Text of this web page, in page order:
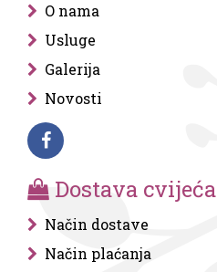
O nama
Usluge
Galerija
Novosti
Dostava cvijeća
Način dostave
Način plaćanja